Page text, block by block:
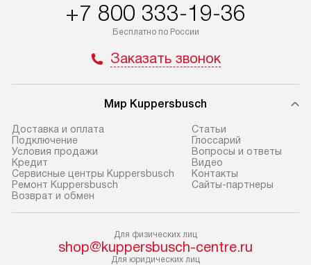
доставляются бесплатно
по Москве в пределах МКАД,
не предусмотрена.
доставки доставит упакованный
Если необходимо переместить
прибор до места установки,
пожалуйста, предварительно
уточните это с менеджером.
учитывать, что если размеры
прибора не позволяют ему пройти
материалы.
Готовые
предполагают,
от категории,
установленной
+7 800 333-19-36
Бесплатно по России
Заказать звонок
Мир Kuppersbusch
Доставка и оплата
Подключение
Условия продажи
Кредит
Сервисные центры Kuppersbusch
Ремонт Kuppersbusch
Возврат и обмен
Cтатьи
Глоссарий
Вопросы и ответы
Видео
Контакты
Сайты-партнеры
Для физических лиц
shop@kuppersbusch-centre.ru
Для юридических лиц